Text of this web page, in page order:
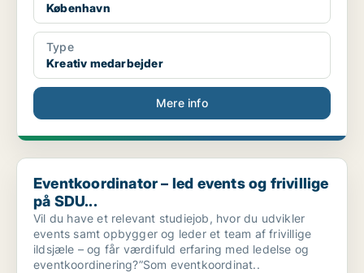
København
Type
Kreativ medarbejder
Mere info
Eventkoordinator – led events og frivillige på SDU...
Eventkoordinator – led events og frivillige
på SDU...
Vil du have et relevant studiejob, hvor du udvikler
events samt opbygger og leder et team af frivillige
ildsjæle – og får værdifuld erfaring med ledelse og
eventkoordinering?”Som eventkoordinat..